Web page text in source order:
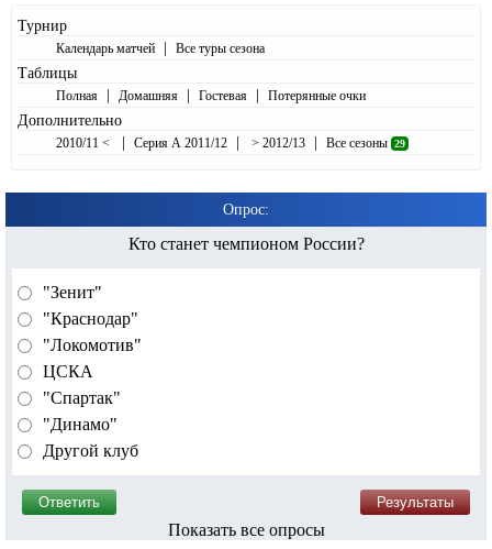
Турнир
Календарь матчей | Все туры сезона
Таблицы
Полная | Домашняя | Гостевая | Потерянные очки
Дополнительно
2010/11 < | Серия А 2011/12 | > 2012/13 | Все сезоны 29
Опрос:
Кто станет чемпионом России?
"Зенит"
"Краснодар"
"Локомотив"
ЦСКА
"Спартак"
"Динамо"
Другой клуб
Показать все опросы